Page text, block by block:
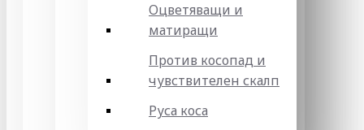
Оцветяващи и
матиращи
Против косопад и
чувствителен скалп
Руса коса